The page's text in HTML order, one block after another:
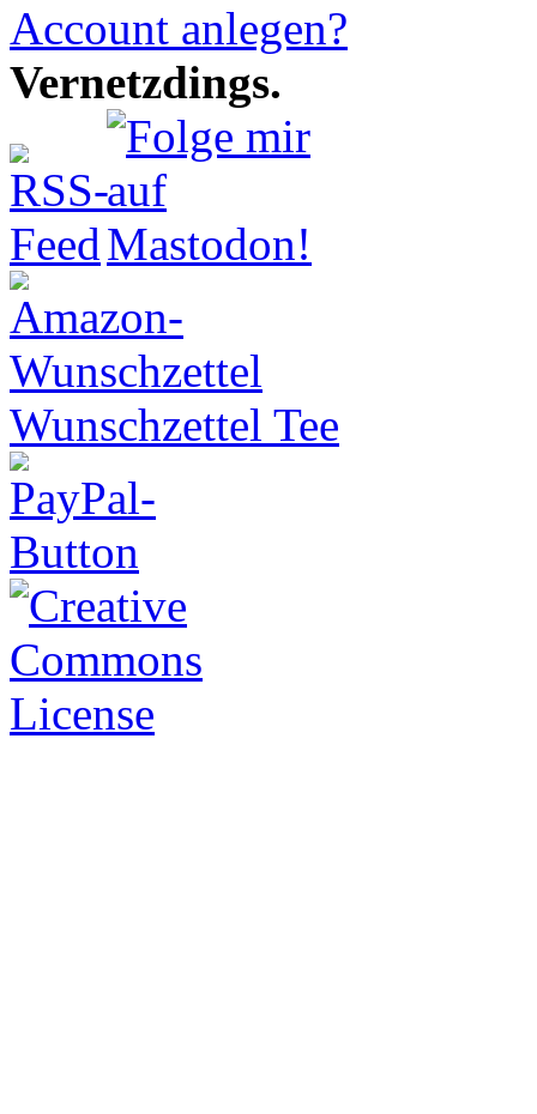
Account anlegen?
Vernetzdings.
Wunschzettel Tee